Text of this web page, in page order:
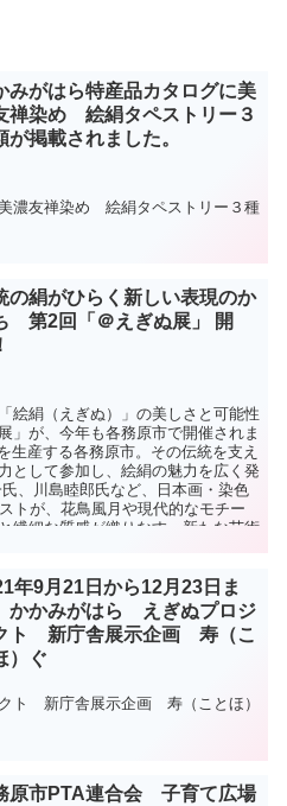
みがはら特産品カタログに美
禅染め 絵絹タペストリー３
が掲載されました。
濃友禅染め 絵絹タペストリー３種
の絹がひらく新しい表現のか
第2回「＠えぎぬ展」 開
絵絹（えぎぬ）」の美しさと可能性
」が、今年も各務原市で開催されま
生産する各務原市。その伝統を支え
として参加し、絵絹の魅力を広く発
、川島睦郎氏など、日本画・染色
トが、花鳥風月や現代的なモチー
繊細な質感が織りなす、新たな芸術
年9月21日から12月23日ま
かみがはら えぎぬプロジ
ト 新庁舎展示企画 寿（こ
）ぐ
ト 新庁舎展示企画 寿（ことほ）
原市PTA連合会 子育て広場